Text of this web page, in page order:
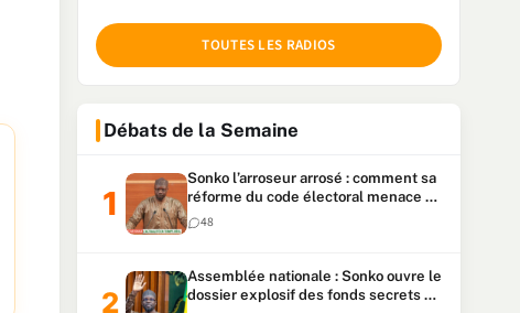
TOUTES LES RADIOS
Débats de la Semaine
Sonko l’arroseur arrosé : comment sa
réforme du code électoral menace sa
candidature
48
Assemblée nationale : Sonko ouvre le
dossier explosif des fonds secrets et